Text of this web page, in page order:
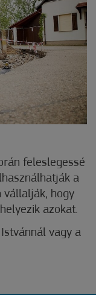
feleslegessé
a
vállalják, hogy
azokat.
vagy a